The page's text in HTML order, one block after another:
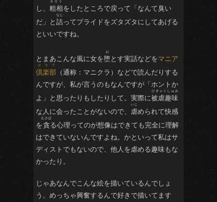
し、 粗相をしたところで戻って「なんて臭い
だ」と詰ってプライドをズタズタにしてあげる
といいですね。
とまあこんな風に女を堕とす実話などをマニア
倶楽部 （通称：マニクラ）などで読んだりする
んですが、私が言うのもなんですが「ホントか
よ」と思ったりもしたりして。実際に被虐趣味
な人に会ったことがないので、 虐められて快感
を貪る心理ってのが想像はできても完全に理解
はできていないんですよね。かといって私はサ
ディストでもないので、他人を虐める趣味もな
かったり。
じゃあなんでこんな絵を描いているんでしょ
う。めっちゃ興奮するんで好きで描いてます